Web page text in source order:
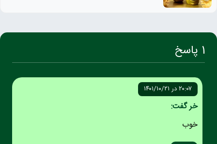
1 پاسخ
۲۰:۰۷ در ۱۴۰۱/۱۰/۲۱
خر گفت:
خوب